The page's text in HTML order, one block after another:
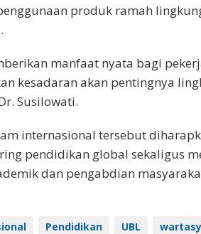
produk ramah
manfaat nyata bagi
kesadaran akan pentingnya
Susilowati.
internasional tersebut
pendidikan global sekaligus
dan pengabdian
Pendidikan UBL